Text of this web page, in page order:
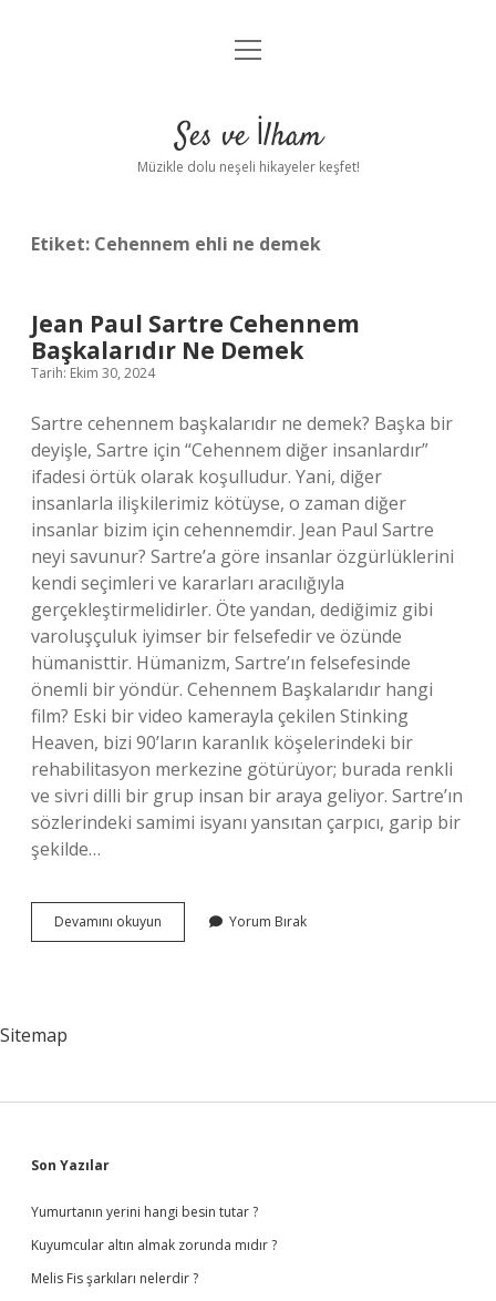
Anasayfa
Yasal Uyarı
menüyü
Ses ve İlham
Müzikle dolu neşeli hikayeler keşfet!
Etiket: Cehennem ehli ne demek
Jean Paul Sartre Cehennem
Başkalarıdır Ne Demek
Tarih: Ekim 30, 2024
Sartre cehennem başkalarıdır ne demek? Başka bir
deyişle, Sartre için “Cehennem diğer insanlardır”
ifadesi örtük olarak koşulludur. Yani, diğer
insanlarla ilişkilerimiz kötüyse, o zaman diğer
insanlar bizim için cehennemdir. Jean Paul Sartre
neyi savunur? Sartre’a göre insanlar özgürlüklerini
kendi seçimleri ve kararları aracılığıyla
gerçekleştirmelidirler. Öte yandan, dediğimiz gibi
varoluşçuluk iyimser bir felsefedir ve özünde
hümanisttir. Hümanizm, Sartre’ın felsefesinde
önemli bir yöndür. Cehennem Başkalarıdır hangi
film? Eski bir video kamerayla çekilen Stinking
Heaven, bizi 90’ların karanlık köşelerindeki bir
rehabilitasyon merkezine götürüyor; burada renkli
ve sivri dilli bir grup insan bir araya geliyor. Sartre’ın
sözlerindeki samimi isyanı yansıtan çarpıcı, garip bir
şekilde…
Devamını okuyun
Paul
Yorum Bırak
Sitemap
Sidebar
Son Yazılar
Yumurtanın yerini hangi besin tutar ?
Kuyumcular altın almak zorunda mıdır ?
Melis Fis şarkıları nelerdir ?